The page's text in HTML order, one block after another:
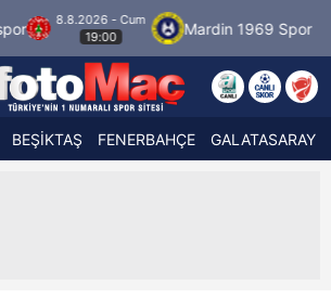
- Cum
Mardin 1969 Spor Özbelsan
BEŞİKTAŞ FENERBAHÇE GALATASARAY